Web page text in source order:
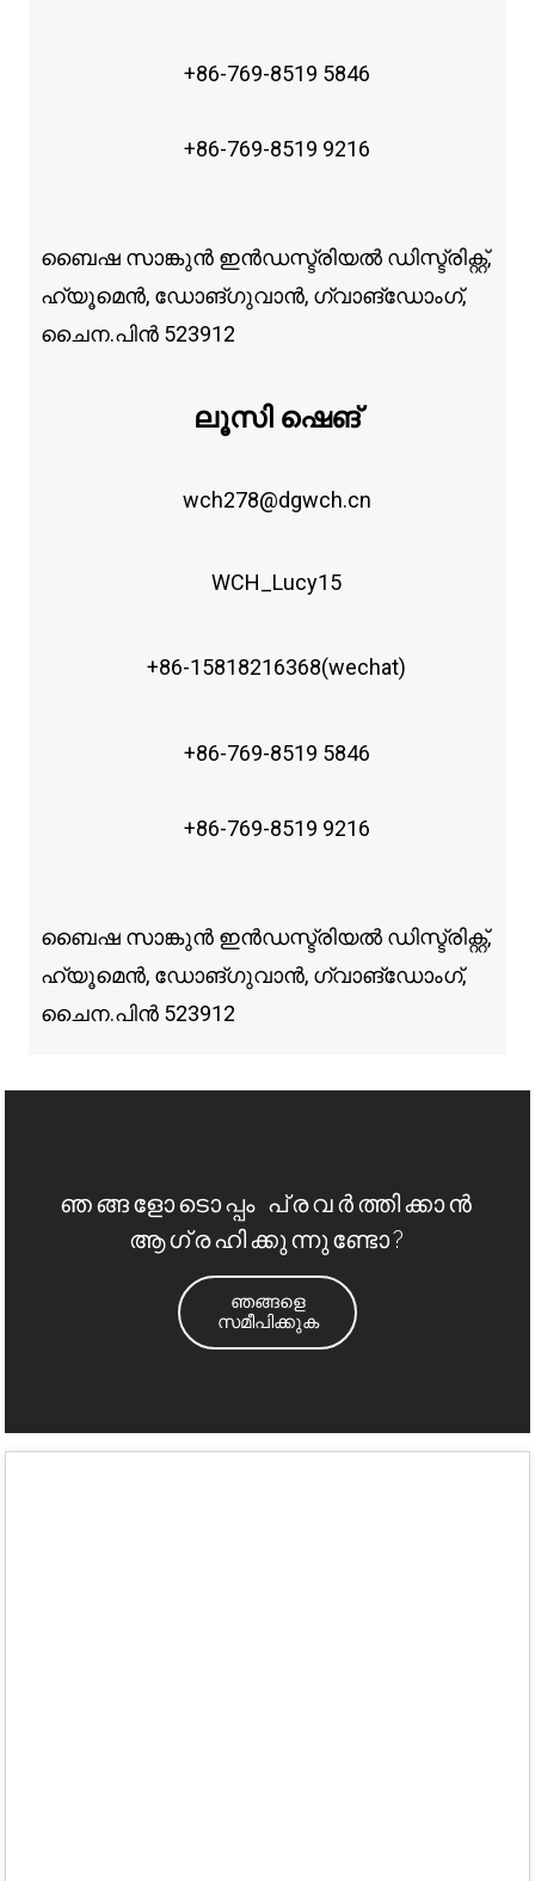
+86-769-8519 5846
+86-769-8519 9216
ബൈഷ സാങ്കുൻ ഇൻഡസ്ട്രിയൽ ഡിസ്ട്രിക്റ്റ്,
ഹ്യൂമെൻ, ഡോങ്ഗുവാൻ, ഗ്വാങ്‌ഡോംഗ്,
ചൈന.പിൻ 523912
ലൂസി ഷെങ്
wch278@dgwch.cn
WCH_Lucy15
+86-15818216368(wechat)
+86-769-8519 5846
+86-769-8519 9216
ബൈഷ സാങ്കുൻ ഇൻഡസ്ട്രിയൽ ഡിസ്ട്രിക്റ്റ്,
ഹ്യൂമെൻ, ഡോങ്ഗുവാൻ, ഗ്വാങ്‌ഡോംഗ്,
ചൈന.പിൻ 523912
ഞങ്ങളോടൊപ്പം പ്രവർത്തിക്കാൻ
ആഗ്രഹിക്കുന്നുണ്ടോ?
ഞങ്ങളെ
സമീപിക്കുക